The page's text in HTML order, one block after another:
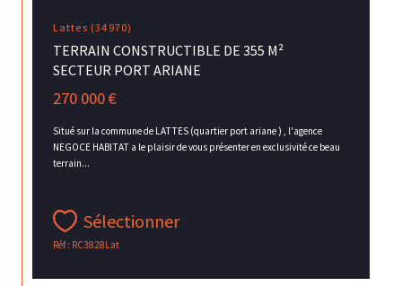
Lattes (34970)
TERRAIN CONSTRUCTIBLE DE 355 M²
SECTEUR PORT ARIANE
270 000 €
Situé sur la commune de LATTES (quartier port ariane ) , l'agence
NEGOCE HABITAT a le plaisir de vous présenter en exclusivité ce beau
terrain...
Sélectionner
Réf : RC3828Lat